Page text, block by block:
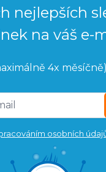
nejlepších
na váš e-
4x měsíčně)
osobních